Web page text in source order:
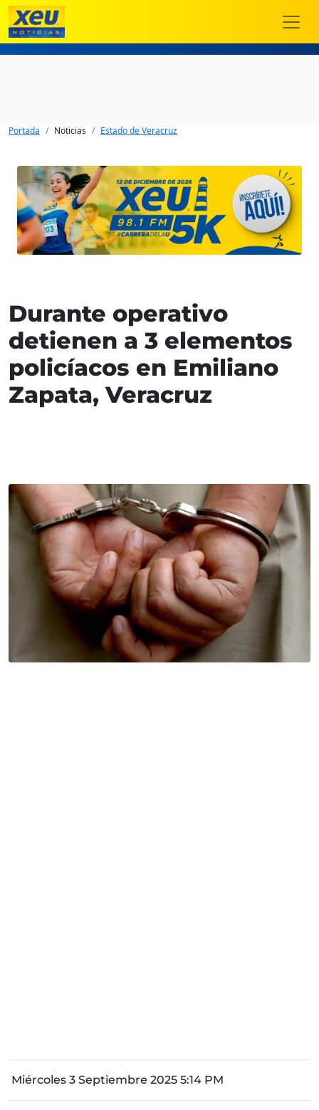
Portada Noticias Estado de Veracruz
Durante operativo
detienen a 3 elementos
policíacos en Emiliano
Zapata, Veracruz
Miércoles 3 Septiembre 2025 5:14 PM